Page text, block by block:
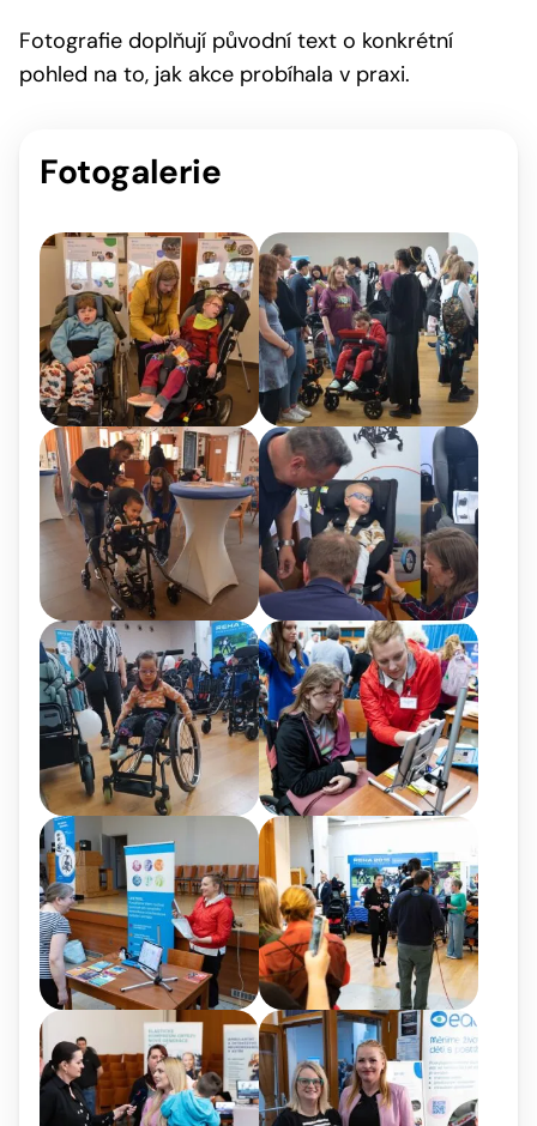
Fotografie doplňují původní text o konkrétní
pohled na to, jak akce probíhala v praxi.
Fotogalerie